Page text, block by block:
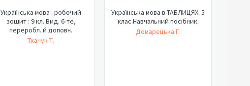
Українська мова : робочий
зошит : 9 кл. Вид. 6-те,
переробл. й доповн.
Ткачук Т.
Українська мова в ТАБЛИЦЯХ. 5
клас.Навчальний посібник.
Домарецька Г.